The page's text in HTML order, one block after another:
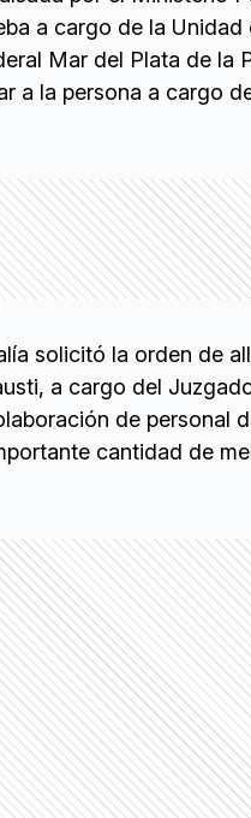
a cargo de la
Mar del Plata de la
a la persona a cargo
solicitó la orden de
a cargo del
de personal
cantidad de